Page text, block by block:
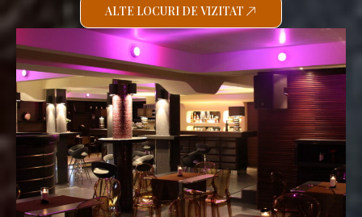
ALTE LOCURI DE VIZITAT